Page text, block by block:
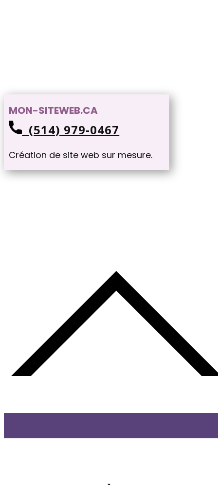
MON-SITEWEB.CA
(514) 979-0467
Création de site web sur mesure.